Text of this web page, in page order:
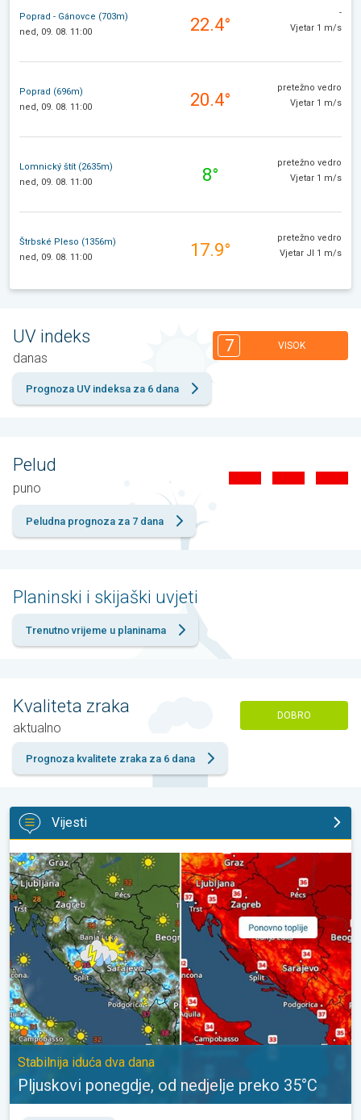
Poprad - Gánovce (703m)
ned, 09. 08. 11:00
22.4°
-
Vjetar 1 m/s
Poprad (696m)
ned, 09. 08. 11:00
20.4°
pretežno vedro
Vjetar 1 m/s
Lomnický štít (2635m)
ned, 09. 08. 11:00
8°
pretežno vedro
Vjetar 1 m/s
Štrbské Pleso (1356m)
ned, 09. 08. 11:00
17.9°
pretežno vedro
Vjetar JI 1 m/s
UV indeks
danas
7 VISOK
Prognoza UV indeksa za 6 dana
Pelud
puno
Peludna prognoza za 7 dana
Planinski i skijaški uvjeti
Trenutno vrijeme u planinama
Kvaliteta zraka
aktualno
DOBRO
Prognoza kvalitete zraka za 6 dana
Vijesti
Pljuskovi ponegdje, od nedjelje preko 35°C. Stabilnija iduća
Stabilnija iduća dva dana
Pljuskovi ponegdje, od nedjelje preko 35°C